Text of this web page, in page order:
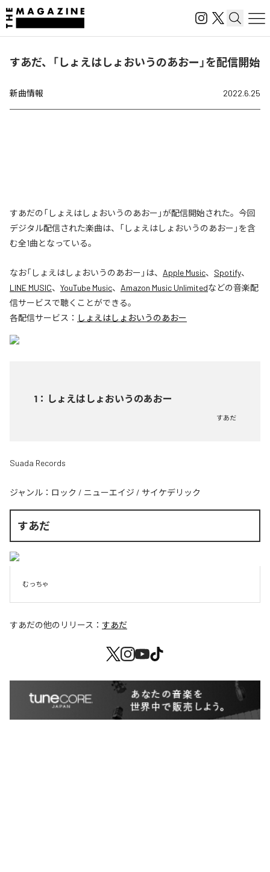
すあだ、「しょえはしょおいうのあおー」を配信開始
新曲情報 2022.6.25
すあだの「しょえはしょおいうのあおー」が配信開始された。今回
デジタル配信された楽曲は、「しょえはしょおいうのあおー」を含
む全1曲となっている。
なお「しょえはしょおいうのあおー 」は、 Apple Music、 Spotify、
LINE MUSIC、 YouTube Music、 Amazon Music Unlimitedなどの音楽配
信サービスで聴くことができる。
各配信サービス： しょえはしょおいうのあおー
1 ： しょえはしょおいうのあおー
すあだ
Suada Records
ジャンル： ロック / ニューエイジ / サイケデリック
すあだ
むっちゃ
すあだの他のリリース： すあだ